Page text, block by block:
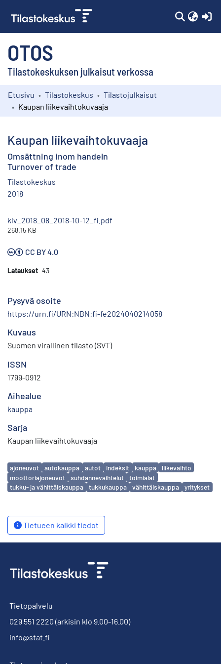
OTOS
Tilastokeskuksen julkaisut verkossa
Kokoelmat
Etusivu Tilastokeskus
Tilastojulkaisut
Kaupan liikevaihtokuvaaja
Kaupan liikevaihtokuvaaja
Omsättning inom handeln
Turnover of trade
Tilastokeskus
2018
klv_2018_08_2018-10-12_fi.pdf
268.15 KB
CC BY 4.0
Lataukset 43
Pysyvä osoite
https://urn.fi/URN:NBN:fi-fe2024040214058
Kuvaus
Suomen virallinen tilasto (SVT)
ISSN
1799-0912
Aihealue
kauppa
Sarja
Kaupan liikevaihtokuvaaja
Avainsanat
ajoneuvot autokauppa autot indeksit kauppa
liikevaihto
moottoriajoneuvot
suhdannevaihtelut
toimialat
tukku- ja vähittäiskauppa
tukkukauppa vähittäiskauppa yritykset
Tietueen kaikki tiedot
Tietopalvelu
029 551 2220 (arkisin klo 9.00-16.00)
info@stat.fi